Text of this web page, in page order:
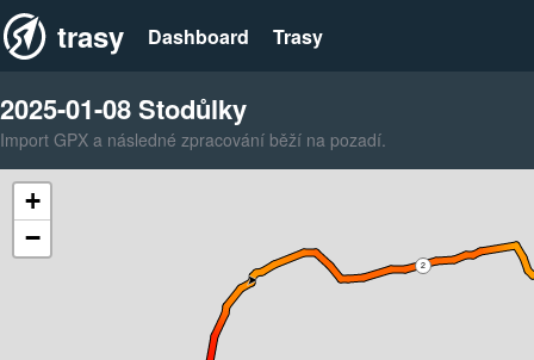
trasy Dashboard Trasy
2025-01-08 Stodůlky
Import GPX a následné zpracování běží na pozadí.
2
+
−